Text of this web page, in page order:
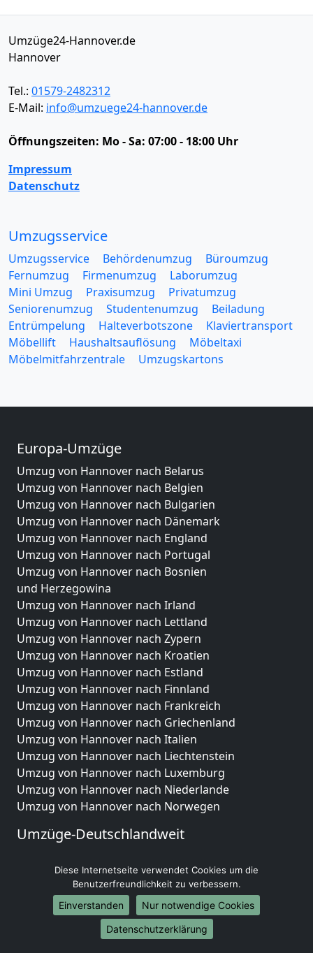
Umzüge24-Hannover.de
Hannover
Tel.: 01579-2482312
E-Mail: info@umzuege24-hannover.de
Öffnungszeiten: Mo - Sa: 07:00 - 18:00 Uhr
Impressum
Datenschutz
Umzugsservice
Umzugsservice Behördenumzug
Büroumzug
Fernumzug
Firmenumzug
Laborumzug
Mini Umzug
Praxisumzug
Privatumzug
Seniorenumzug
Studentenumzug
Beiladung
Entrümpelung
Halteverbotszone
Klaviertransport
Möbellift
Haushaltsauflösung
Möbeltaxi
Möbelmitfahrzentrale
Umzugskartons
Europa-Umzüge
Umzug von Hannover nach Belarus
Umzug von Hannover nach Belgien
Umzug von Hannover nach Bulgarien
Umzug von Hannover nach Dänemark
Umzug von Hannover nach England
Umzug von Hannover nach Portugal
Umzug von Hannover nach Bosnien
und Herzegowina
Umzug von Hannover nach Irland
Umzug von Hannover nach Lettland
Umzug von Hannover nach Zypern
Umzug von Hannover nach Kroatien
Umzug von Hannover nach Estland
Umzug von Hannover nach Finnland
Umzug von Hannover nach Frankreich
Umzug von Hannover nach Griechenland
Umzug von Hannover nach Italien
Umzug von Hannover nach Liechtenstein
Umzug von Hannover nach Luxemburg
Umzug von Hannover nach Niederlande
Umzug von Hannover nach Norwegen
Umzüge-Deutschlandweit
Umzug von Hannover nach Hamburg
Umzug von Hannover nach München
Umzug von Hannover nach Köln
Umzug von Hannover nach Frankfurt am Main
Umzug von Hannover nach Stuttgart
Diese Internetseite verwendet Cookies um die
Benutzerfreundlichkeit zu verbessern.
Einverstanden
Nur notwendige Cookies
Datenschutzerklärung